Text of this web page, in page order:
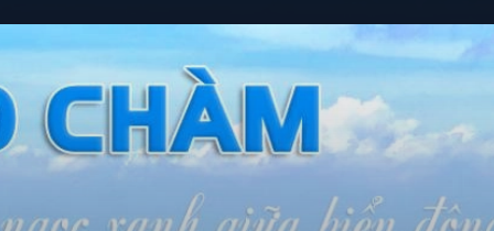
Đang mở https://kiemvieclam.vn/bai-bien-an-bang